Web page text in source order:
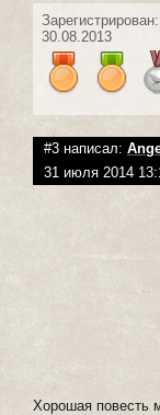
Зарегистрирован:
30.08.2013
#3 написал:
31 июля 2014
Хорошая повесть